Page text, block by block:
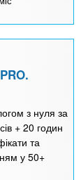
з нуля за
+ 20 годин
та
у 50+